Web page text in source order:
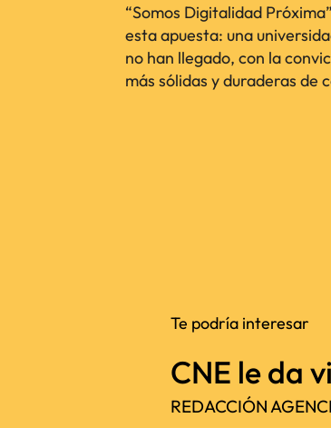
“Somos Digitalidad
esta apuesta: una
no han llegado, con la
más sólidas y duraderas de
Te podría interesar
CNE le da
REDACCIÓN